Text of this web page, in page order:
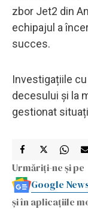
zbor Jet2 din
echipajul a
succes.
Investigațiile
decesului și la
gestionat
Urmăriți-ne și pe
Google
și în aplicațiile